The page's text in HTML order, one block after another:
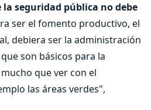
la seguridad pública no debe
ser el fomento productivo, el
debiera ser la administración
son básicos para la
que ver con el
las áreas verdes",